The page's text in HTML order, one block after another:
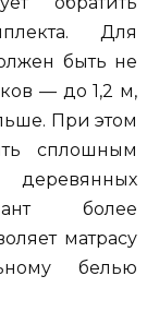
Для
быть не
— до 1,2 м,
При этом
сплошным
более
матрасу
белью